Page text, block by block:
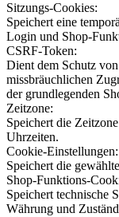
Sitzungs-Cookies:
Speichert eine
Login und Shop-
CSRF-Token:
Dient dem Schutz
missbräuchlichen
der grundlegenden
Zeitzone:
Speichert die
Uhrzeiten.
Cookie-Einstellungen:
Speichert die
Shop-Funktions-
Speichert technische
Währung und